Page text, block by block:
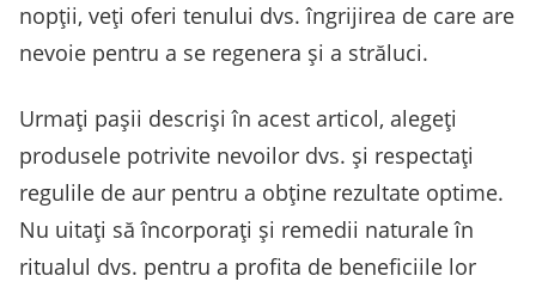
nopții, veți oferi tenului dvs. îngrijirea de care are
nevoie pentru a se regenera și a străluci.
Urmați pașii descriși în acest articol, alegeți
produsele potrivite nevoilor dvs. și respectați
regulile de aur pentru a obține rezultate optime.
Nu uitați să încorporați și remedii naturale în
ritualul dvs. pentru a profita de beneficiile lor